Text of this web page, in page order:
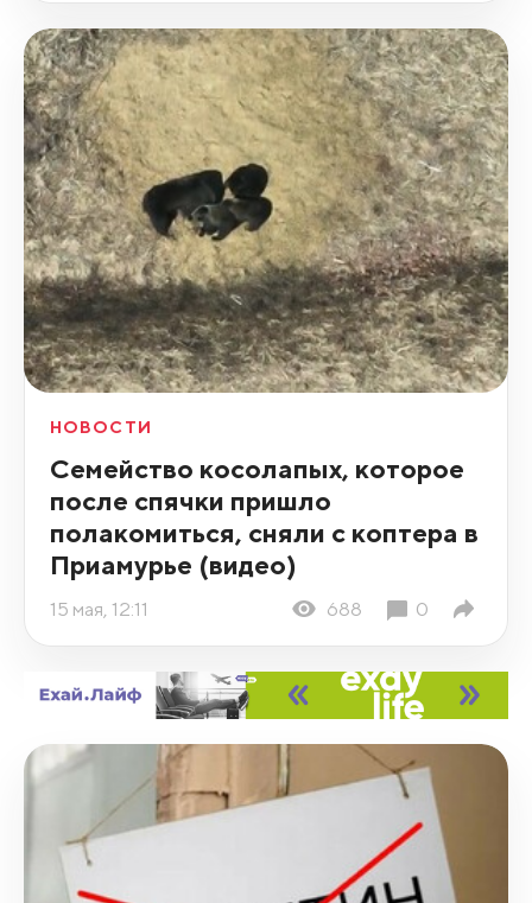
НОВОСТИ
Семейство косолапых, которое
после спячки пришло
полакомиться, сняли с коптера в
Приамурье (видео)
15 мая, 12:11 688 0